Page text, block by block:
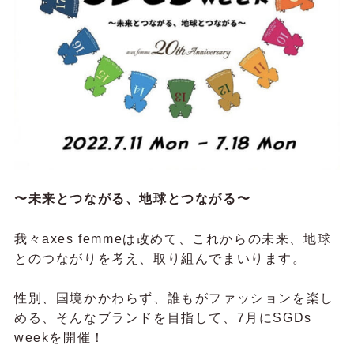
〜未来とつながる、地球とつながる〜
我々axes femmeは改めて、これからの未来、地球
とのつながりを考え、取り組んでまいります。
性別、国境かかわらず、誰もがファッションを楽し
める、そんなブランドを目指して、7月にSGDs
weekを開催！